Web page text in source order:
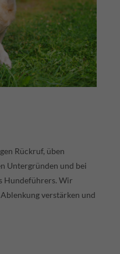
Rückruf, üben
Untergründen und bei
Hundeführers. Wir
verstärken und